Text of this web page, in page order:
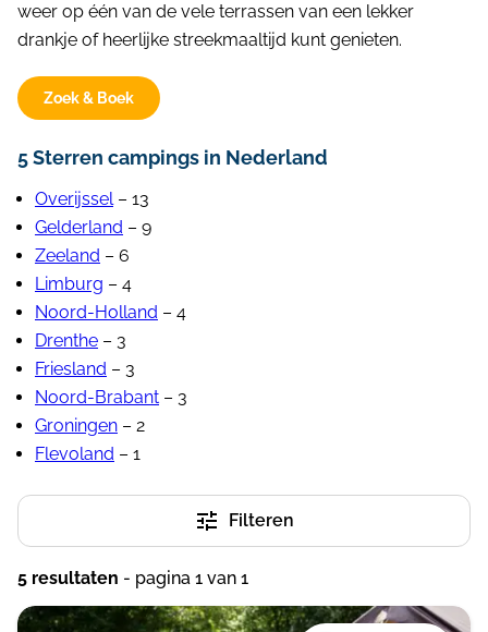
Huisdieren toegestaan
Speeltuin (5)
Tennisbaan (1)
Viswater (1)
Watersport (3)
Wellness op het park
(2)
Zandstrand
Zwembad binnen
Zwembad buiten
(4)
Aanbieders
Ardoer (1)
Individueel (2)
weer op één van de vele terrassen van een lekker
drankje of heerlijke streekmaaltijd kunt genieten.
Zoek & Boek
5 Sterren campings in Nederland
Overijssel– 13
Gelderland – 9
Zeeland – 6
Limburg – 4
Noord-Holland – 4
Drenthe – 3
Friesland – 3
Noord-Brabant – 3
Groningen – 2
Flevoland – 1
Filteren
5 resultaten - pagina 1 van 1